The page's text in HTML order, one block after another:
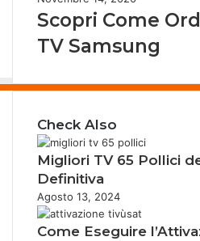
Scopri Come
TV Samsung
Check Also
Migliori TV 65 Pollici
Definitiva
Agosto 13, 2024
Come Eseguire